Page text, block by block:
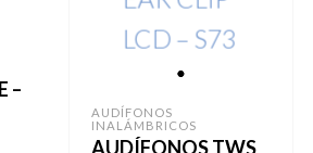
–
AUDÍFONOS
INALÁMBRICOS
AUDÍFONOS TWS